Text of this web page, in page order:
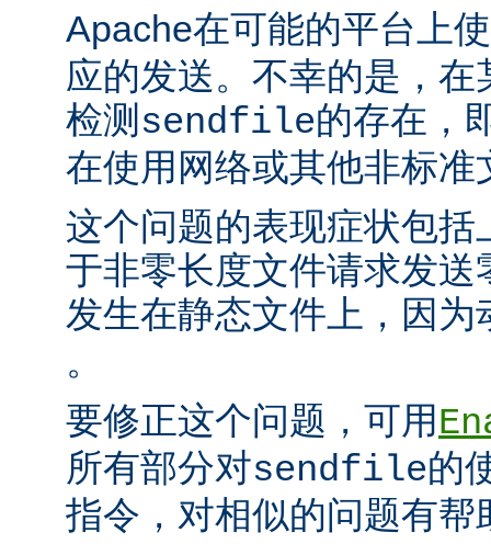
Apache在可能的平台上
应的发送。不幸的是，
检测 sendfile的存在，
在使用网络或其他非标准
这个问题的表现症状包
于非零长度文件请求发
发生在静态文件上，因
。
要修正这个问题，可用
所有部分对sendfile的
指令，对相似的问题有帮